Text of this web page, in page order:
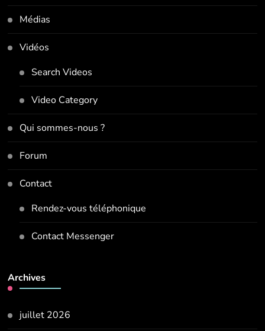
Médias
Vidéos
Search Videos
Video Category
Qui sommes-nous ?
Forum
Contact
Rendez-vous téléphonique
Contact Messenger
Archives
juillet 2026